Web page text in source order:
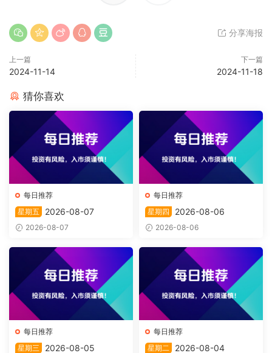
分享海报
上一篇
2024-11-14
下一篇
2024-11-18
猜你喜欢
每日推荐
星期五
2026-08-07
2026-08-07
每日推荐
星期四
2026-08-06
2026-08-06
每日推荐
星期三
2026-08-05
每日推荐
星期二
2026-08-04